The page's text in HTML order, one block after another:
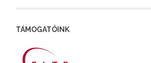
TÁMOGATÓINK